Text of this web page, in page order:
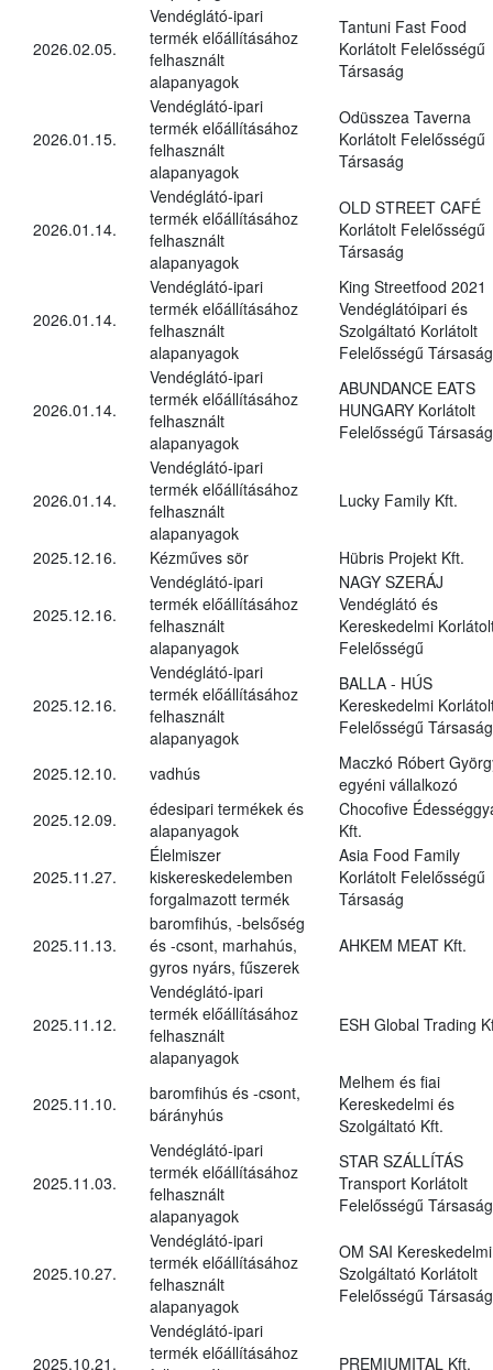
2026.02.05.
Vendéglátó-ipari
termék előállításához
felhasznált
alapanyagok
Tantuni Fast Food
Korlátolt Felelősségű
Társaság
2026.01.15.
Vendéglátó-ipari
termék előállításához
felhasznált
alapanyagok
Odüsszea Taverna
Korlátolt Felelősségű
Társaság
2026.01.14.
Vendéglátó-ipari
termék előállításához
felhasznált
alapanyagok
OLD STREET CAFÉ
Korlátolt Felelősségű
Társaság
2026.01.14.
Vendéglátó-ipari
termék előállításához
felhasznált
alapanyagok
King Streetfood 2021
Vendéglátóipari és
Szolgáltató Korlátolt
Felelősségű Társaság
2026.01.14.
Vendéglátó-ipari
termék előállításához
felhasznált
alapanyagok
ABUNDANCE EATS
HUNGARY Korlátolt
Felelősségű Társaság
2026.01.14.
Vendéglátó-ipari
termék előállításához
felhasznált
alapanyagok
Lucky Family Kft.
2025.12.16. Kézműves sör Hübris Projekt Kft.
2025.12.16.
Vendéglátó-ipari
termék előállításához
felhasznált
alapanyagok
NAGY SZERÁJ
Vendéglátó és
Kereskedelmi
Felelősségű
2025.12.16.
Vendéglátó-ipari
termék előállításához
felhasznált
alapanyagok
BALLA - HÚS
Kereskedelmi
Felelősségű Társaság
2025.12.10. vadhús
Maczkó Róbert
egyéni vállalkozó
2025.12.09.
édesipari termékek és
alapanyagok
Chocofive
Kft.
2025.11.27.
Élelmiszer
kiskereskedelemben
forgalmazott termék
Asia Food Family
Korlátolt Felelősségű
Társaság
2025.11.13.
baromfihús, -belsőség
és -csont, marhahús,
gyros nyárs, fűszerek
AHKEM MEAT Kft.
2025.11.12.
Vendéglátó-ipari
termék előállításához
felhasznált
alapanyagok
ESH Global Trading
2025.11.10.
baromfihús és -csont,
bárányhús
Melhem és fiai
Kereskedelmi és
Szolgáltató Kft.
2025.11.03.
Vendéglátó-ipari
termék előállításához
felhasznált
alapanyagok
STAR SZÁLLÍTÁS
Transport Korlátolt
Felelősségű Társaság
2025.10.27.
Vendéglátó-ipari
termék előállításához
felhasznált
alapanyagok
OM SAI
Szolgáltató Korlátolt
Felelősségű Társaság
2025.10.21.
Vendéglátó-ipari
termék előállításához
PREMIUMITAL Kft.